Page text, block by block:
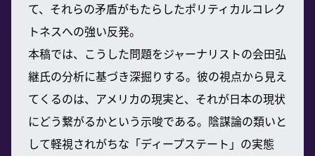
て、それらの矛盾がもたらしたポリティカルコレク
トネスへの強い反発。
本稿では、こうした問題をジャーナリストの会田弘
継氏の分析に基づき深掘りする。彼の視点から見え
てくるのは、アメリカの現実と、それが日本の現状
にどう繋がるかという示唆である。陰謀論の類いと
して軽視されがちな「ディープステート」の実態